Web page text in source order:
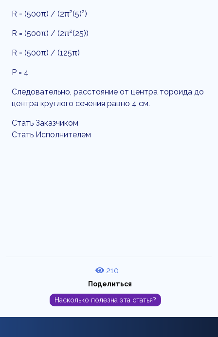
R = (500π) / (2π²(5)²)
R = (500π) / (2π²(25))
R = (500π) / (125π)
Р = 4
Следовательно, расстояние от центра тороида до
центра круглого сечения равно 4 см.
Стать Заказчиком
Стать Исполнителем
210
Поделиться
Насколько полезна эта статья?